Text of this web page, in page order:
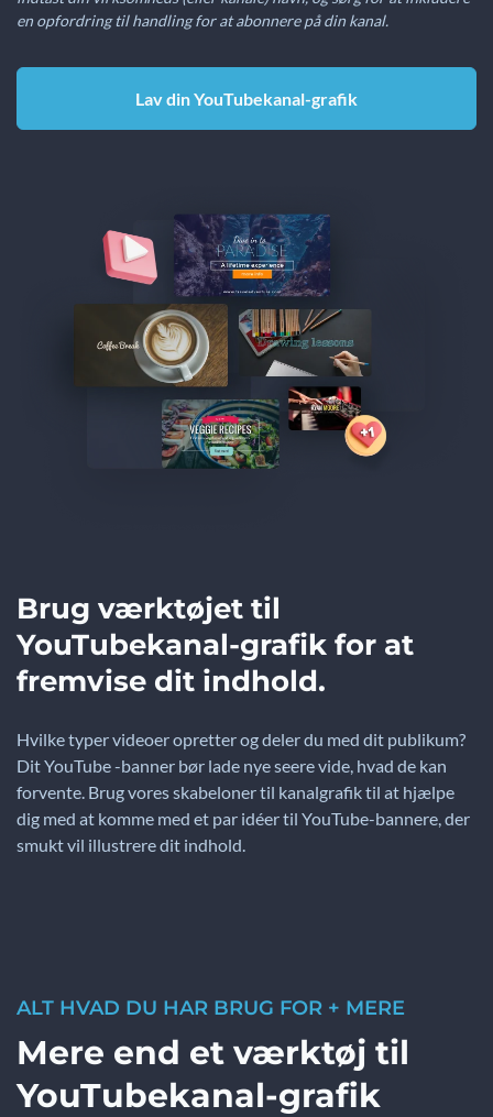
en opfordring til handling for at abonnere på din kanal.
Lav din YouTubekanal-grafik
Brug værktøjet til
YouTubekanal-grafik for at
fremvise dit indhold.
Hvilke typer videoer opretter og deler du med dit publikum?
Dit YouTube -banner bør lade nye seere vide, hvad de kan
forvente. Brug vores skabeloner til kanalgrafik til at hjælpe
dig med at komme med et par idéer til YouTube-bannere, der
smukt vil illustrere dit indhold.
ALT HVAD DU HAR BRUG FOR + MERE
Mere end et værktøj til
YouTubekanal-grafik